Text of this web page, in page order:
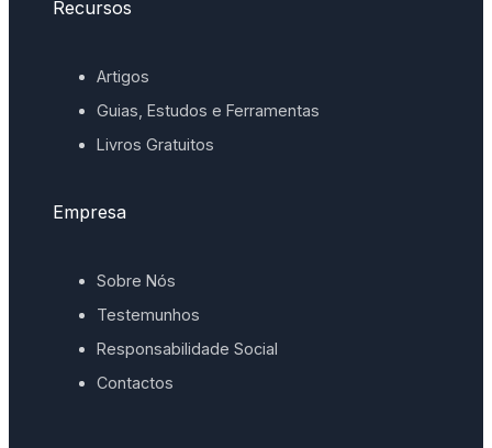
Recursos
Artigos
Guias, Estudos e Ferramentas
Livros Gratuitos
Empresa
Sobre Nós
Testemunhos
Responsabilidade Social
Contactos